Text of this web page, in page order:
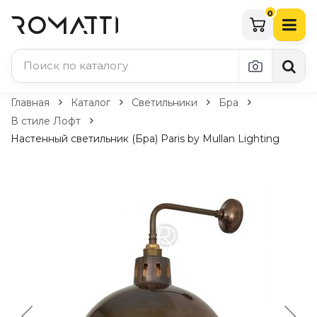
0
Каталог Romatti
Свет и освещение
Бра и настенные светильники
Уличное освещение
Комплектующие
Главная Каталог Светильники
Бра
В стиле Лофт
Настенный светильник (Бра) Paris by Mullan Lighting